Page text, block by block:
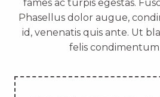
fames ac turpis egestas.
Phasellus dolor augue,
id, venenatis quis ante. Ut
felis condimentum